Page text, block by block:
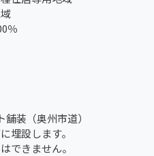
％
装（奥州市道）
埋設します。
できません。